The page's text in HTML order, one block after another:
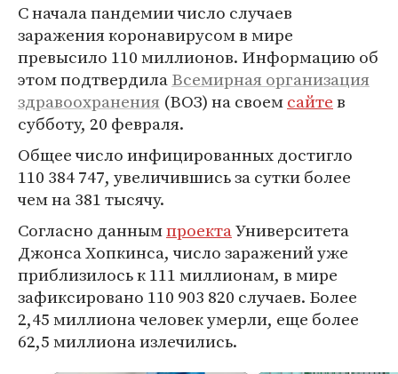
С начала пандемии число случаев
заражения коронавирусом в мире
превысило 110 миллионов. Информацию об
этом подтвердилаВсемирная организация
здравоохранения (ВОЗ) на своемсайтев
субботу, 20 февраля.
Общее число инфицированных достигло
110 384 747, увеличившись за сутки более
чем на 381 тысячу.
Согласно даннымпроектаУниверситета
Джонса Хопкинса, число заражений уже
приблизилось к 111 миллионам, в мире
зафиксировано 110 903 820 случаев. Более
2,45 миллиона человек умерли, еще более
62,5 миллиона излечились.